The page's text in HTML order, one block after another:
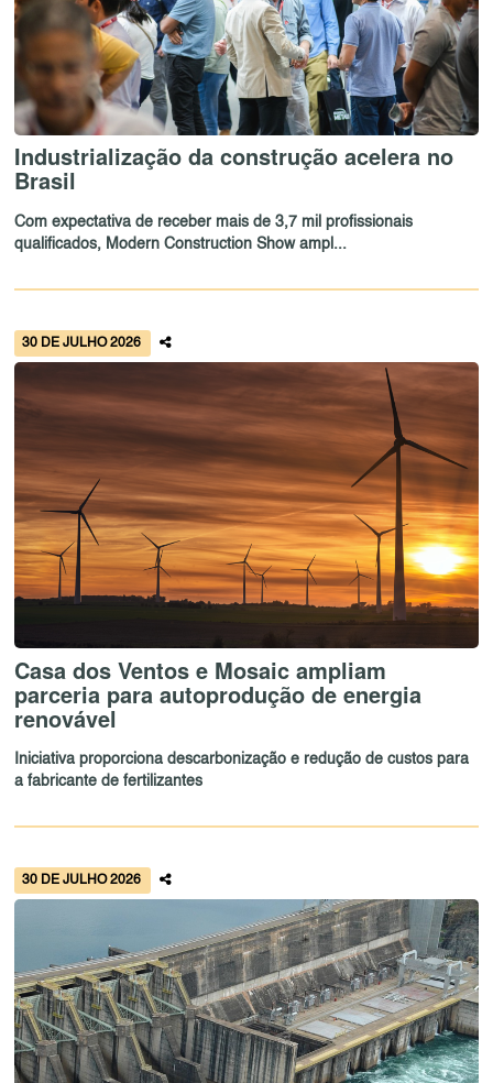
Industrialização da construção acelera no
Brasil
Com expectativa de receber mais de 3,7 mil profissionais
qualificados, Modern Construction Show ampl...
30 DE JULHO 2026
Casa dos Ventos e Mosaic ampliam
parceria para autoprodução de energia
renovável
Iniciativa proporciona descarbonização e redução de custos para
a fabricante de fertilizantes
30 DE JULHO 2026